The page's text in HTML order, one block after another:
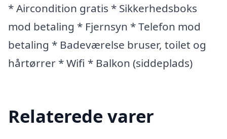
* Aircondition gratis * Sikkerhedsboks
mod betaling * Fjernsyn * Telefon mod
betaling * Badeværelse bruser, toilet og
hårtørrer * Wifi * Balkon (siddeplads)
Relaterede varer